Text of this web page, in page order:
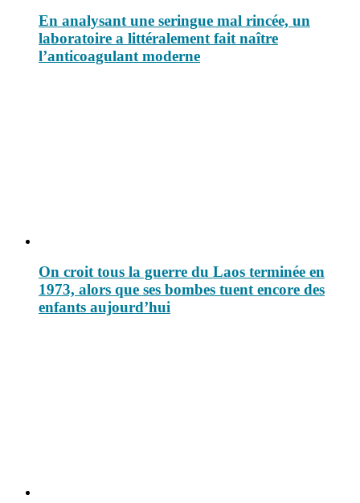
En analysant une seringue mal rincée, un
laboratoire a littéralement fait naître
l’anticoagulant moderne
On croit tous la guerre du Laos terminée en
1973, alors que ses bombes tuent encore des
enfants aujourd’hui